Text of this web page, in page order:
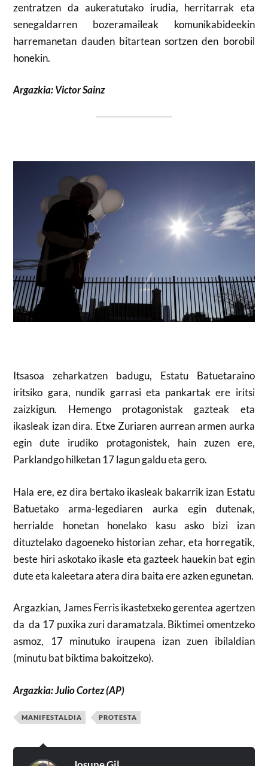
zentratzen da aukeratutako irudia, herritarrak eta
senegaldarren bozeramaileak komunikabideekin
harremanetan dauden bitartean sortzen den borobil
honekin.
Argazkia: Victor Sainz
Itsasoa zeharkatzen badugu, Estatu Batuetaraino
iritsiko gara, nundik garrasi eta pankartak ere iritsi
zaizkigun. Hemengo protagonistak gazteak eta
ikasleak izan dira. Etxe Zuriaren aurrean armen aurka
egin dute irudiko protagonistek, hain zuzen ere,
Parklandgo hilketan 17 lagun galdu eta gero.
Hala ere, ez dira bertako ikasleak bakarrik izan Estatu
Batuetako arma-legediaren aurka egin dutenak,
herrialde honetan honelako kasu asko bizi izan
dituztelako dagoeneko historian zehar, eta horregatik,
beste hiri askotako ikasle eta gazteek hauekin bat egin
dute eta kaleetara atera dira baita ere azken egunetan.
Argazkian, James Ferris ikastetxeko gerentea agertzen
da da 17 puxika zuri daramatzala. Biktimei omentzeko
asmoz, 17 minutuko iraupena izan zuen ibilaldian
(minutu bat biktima bakoitzeko).
Argazkia: Julio Cortez (AP)
MANIFESTALDIA PROTESTA